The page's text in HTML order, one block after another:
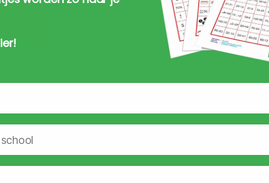
met
tot 100;
AAN
Euro-waarde-kaarten
leerlingset
TOEVOEGEN AAN